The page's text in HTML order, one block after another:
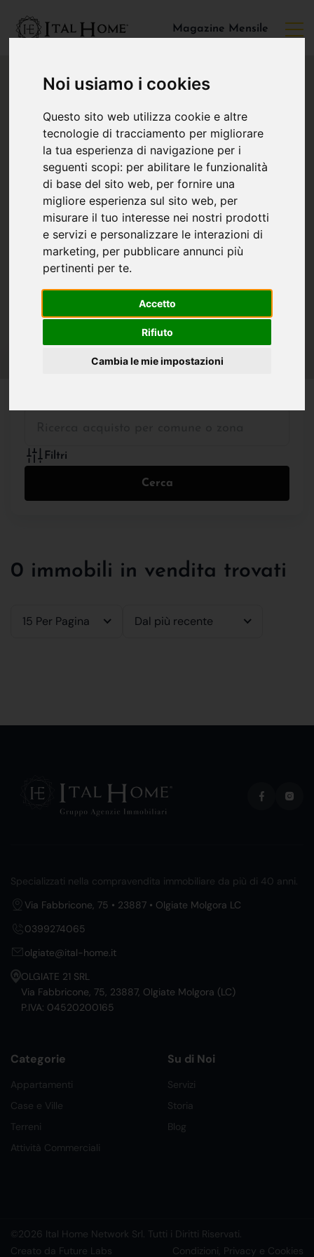
Noi usiamo i cookies
Questo sito web utilizza cookie e altre
tecnologie di tracciamento per migliorare
la tua esperienza di navigazione per i
seguenti scopi: per abilitare le funzionalità
di base del sito web, per fornire una
migliore esperienza sul sito web, per
misurare il tuo interesse nei nostri prodotti
e servizi e personalizzare le interazioni di
marketing, per pubblicare annunci più
pertinenti per te.
Accetto
Rifiuto
Cambia le mie impostazioni
Magazine Mensile
Filtri
Cerca
0 immobili in vendita trovati
15 Per Pagina Dal più recente
Specializzati nella compravendita immobiliare da più di 40 anni.
Via Fabbricone, 75 • 23887 • Olgiate Molgora LC
0399274065
olgiate@ital-home.it
OLGIATE 21 SRL
Via Fabbricone, 75, 23887, Olgiate Molgora (LC)
P.IVA: 04520200165
Categorie
Appartamenti
Case e Ville
Terreni
Attività Commerciali
Su di Noi
Servizi
Storia
Blog
©2026 Ital Home Network Srl. Tutti i Diritti Riservati.
Creato da Future Labs
Condizioni, Privacy e Cookies